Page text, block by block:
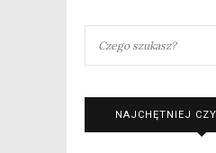
NAJCHĘTNIEJ